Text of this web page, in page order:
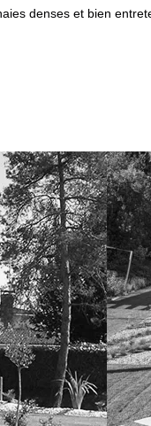
denses et bien